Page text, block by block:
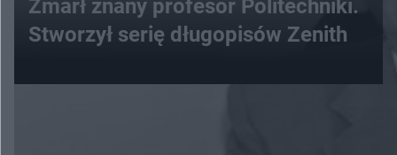
Zmarł znany profesor Politechniki.
Stworzył serię długopisów Zenith